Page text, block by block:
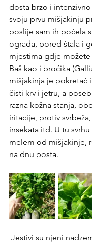
dosta brzo i intenzivno
svoju prvu mišjakinju
poslije sam ih počela
ograda, pored štala i
mjestima gdje
Baš kao i broćika
mišjakinja je pokretač
čisti krv i jetru, a
razna kožna stanja,
iritacije, protiv
insekata itd. U tu
melem od mišjakinje,
na dnu posta.
Jestivi su njeni